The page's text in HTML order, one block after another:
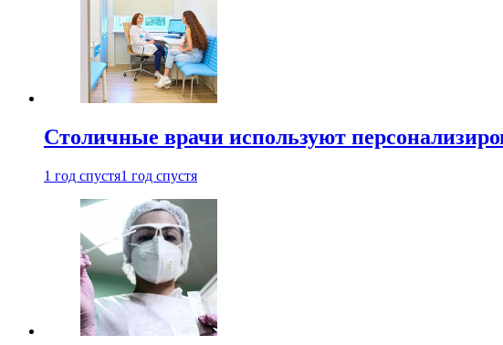
Столичные врачи используют
1 год спустя1 год спустя